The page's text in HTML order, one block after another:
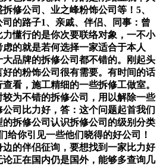
修公司、业之峰粉饰公司等！5、
的路子1、亲戚、伴侣、同事：曾
懂行的是你次要联络对象，一不小
的就是若何选择一家适合于本人
品牌的拆修公司都不错的。刚起头
的粉饰公司很有需要。有时间的话
看，施工精细的一些拆修工做室。
为不错的拆修公司，用以解除一些
司比力好，答：这个问题起首我们
拆修公司认识拆修公司的级别分类
给你引见一些他们晓得的好公司！
的伴侣征询，要想找到一家比力好
正在国内仍是国外，能够多查询几